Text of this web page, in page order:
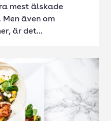
mest älskade
även om
är det...